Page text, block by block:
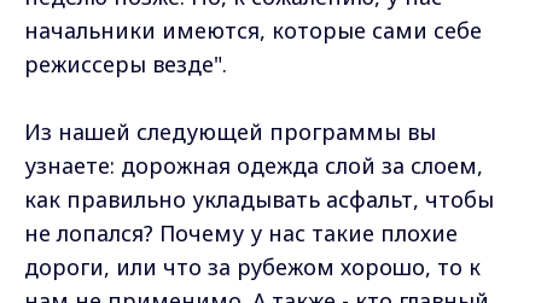
начальники имеются, которые сами себе
режиссеры везде".
Из нашей следующей программы вы
узнаете: дорожная одежда слой за слоем,
как правильно укладывать асфальт, чтобы
не лопался? Почему у нас такие плохие
дороги, или что за рубежом хорошо, то к